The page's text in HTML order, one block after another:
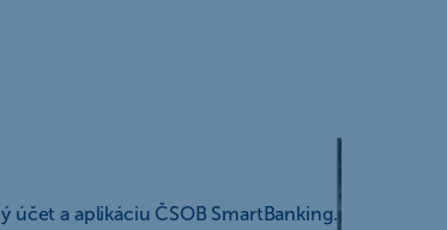
a aplikáciu ČSOB SmartBanking.